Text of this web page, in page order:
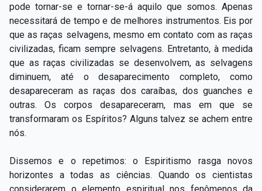
pode tornar-se e tornar-se-á aquilo que somos. Apenas
necessitará de tempo e de melhores instrumentos. Eis por
que as raças selvagens, mesmo em contato com as raças
civilizadas, ficam sempre selvagens. Entretanto, à medida
que as raças civilizadas se desenvolvem, as selvagens
diminuem, até o desaparecimento completo, como
desapareceram as raças dos caraíbas, dos guanches e
outras. Os corpos desapareceram, mas em que se
transformaram os Espíritos? Alguns talvez se achem entre
nós.
Dissemos e o repetimos: o Espiritismo rasga novos
horizontes a todas as ciências. Quando os cientistas